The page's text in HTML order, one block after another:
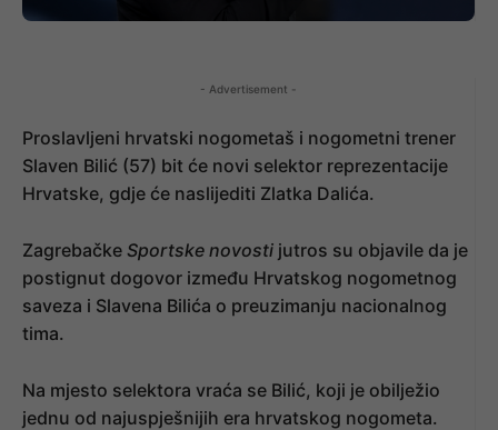
- Advertisement -
Proslavljeni hrvatski nogometaš i nogometni trener
Slaven Bilić (57) bit će novi selektor reprezentacije
Hrvatske, gdje će naslijediti Zlatka Dalića.
Zagrebačke Sportske novosti jutros su objavile da je
postignut dogovor između Hrvatskog nogometnog
saveza i Slavena Bilića o preuzimanju nacionalnog
tima.
Na mjesto selektora vraća se Bilić, koji je obilježio
jednu od najuspješnijih era hrvatskog nogometa.